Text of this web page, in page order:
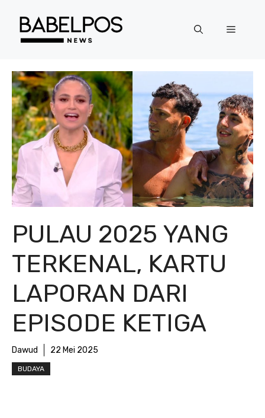
Menu
PULAU 2025 YANG
TERKENAL, KARTU
LAPORAN DARI
EPISODE KETIGA
Dawud 22 Mei 2025
BUDAYA